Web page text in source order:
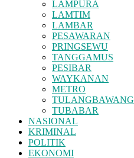
LAMPURA
LAMTIM
LAMBAR
PESAWARAN
PRINGSEWU
TANGGAMUS
PESIBAR
WAYKANAN
METRO
TULANGBAWANG
TUBABAR
NASIONAL
KRIMINAL
POLITIK
EKONOMI